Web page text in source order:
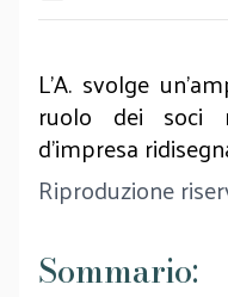
L’A. svolge
ruolo dei soci
d’impresa
Riproduzione
Sommario: